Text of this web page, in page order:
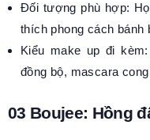
Đối tượng phù hợp:
thích phong cách bánh
Kiểu make up đi
đồng bộ, mascara
03 Boujee: Hồng